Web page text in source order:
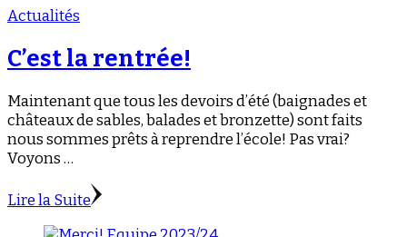
Actualités
C’est la rentrée!
Maintenant que tous les devoirs d’été (baignades et
châteaux de sables, balades et bronzette) sont faits
nous sommes prêts à reprendre l’école! Pas vrai?
Voyons …
Lire la Suite